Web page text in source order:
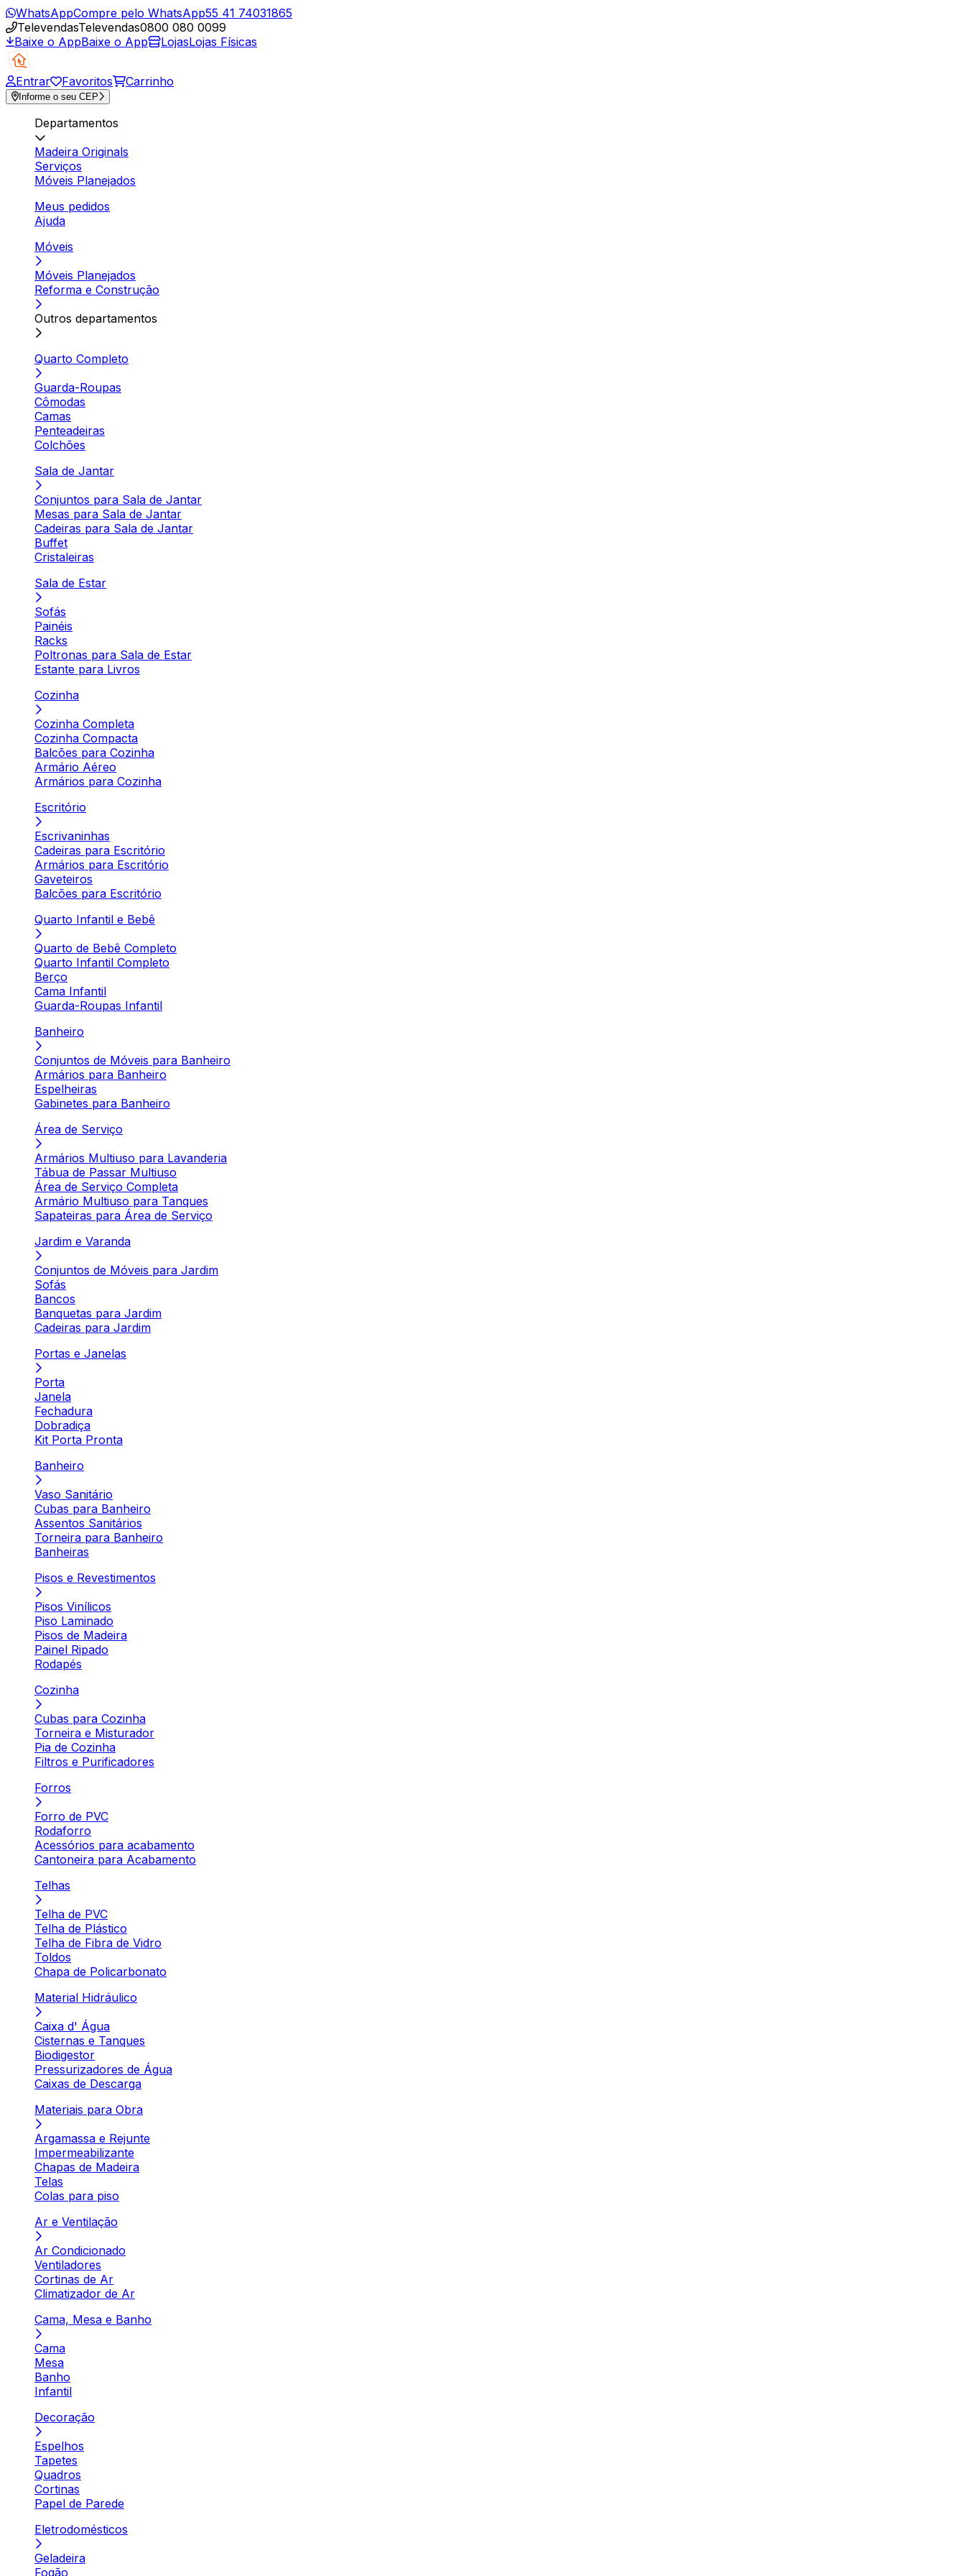
WhatsAppCompre pelo WhatsApp55 41 74031865
TelevendasTelevendas0800 080 0099
Baixe o AppBaixe o App LojasLojas Físicas
Entrar Favoritos Carrinho
Informe o seu CEP
Departamentos
Madeira Originals
Serviços
Móveis Planejados
Meus pedidos
Ajuda
Móveis
Móveis Planejados
Reforma e Construção
Outros departamentos
Quarto Completo
Guarda-Roupas
Cômodas
Camas
Penteadeiras
Colchões
Sala de Jantar
Conjuntos para Sala de Jantar
Mesas para Sala de Jantar
Cadeiras para Sala de Jantar
Buffet
Cristaleiras
Sala de Estar
Sofás
Painéis
Racks
Poltronas para Sala de Estar
Estante para Livros
Cozinha
Cozinha Completa
Cozinha Compacta
Balcões para Cozinha
Armário Aéreo
Armários para Cozinha
Escritório
Escrivaninhas
Cadeiras para Escritório
Armários para Escritório
Gaveteiros
Balcões para Escritório
Quarto Infantil e Bebê
Quarto de Bebê Completo
Quarto Infantil Completo
Berço
Cama Infantil
Guarda-Roupas Infantil
Banheiro
Conjuntos de Móveis para Banheiro
Armários para Banheiro
Espelheiras
Gabinetes para Banheiro
Área de Serviço
Armários Multiuso para Lavanderia
Tábua de Passar Multiuso
Área de Serviço Completa
Armário Multiuso para Tanques
Sapateiras para Área de Serviço
Jardim e Varanda
Conjuntos de Móveis para Jardim
Sofás
Bancos
Banquetas para Jardim
Cadeiras para Jardim
Portas e Janelas
Porta
Janela
Fechadura
Dobradiça
Kit Porta Pronta
Banheiro
Vaso Sanitário
Cubas para Banheiro
Assentos Sanitários
Torneira para Banheiro
Banheiras
Pisos e Revestimentos
Pisos Vinílicos
Piso Laminado
Pisos de Madeira
Painel Ripado
Rodapés
Cozinha
Cubas para Cozinha
Torneira e Misturador
Pia de Cozinha
Filtros e Purificadores
Forros
Forro de PVC
Rodaforro
Acessórios para acabamento
Cantoneira para Acabamento
Telhas
Telha de PVC
Telha de Plástico
Telha de Fibra de Vidro
Toldos
Chapa de Policarbonato
Material Hidráulico
Caixa d' Água
Cisternas e Tanques
Biodigestor
Pressurizadores de Água
Caixas de Descarga
Materiais para Obra
Argamassa e Rejunte
Impermeabilizante
Chapas de Madeira
Telas
Colas para piso
Ar e Ventilação
Ar Condicionado
Ventiladores
Cortinas de Ar
Climatizador de Ar
Cama, Mesa e Banho
Cama
Mesa
Banho
Infantil
Decoração
Espelhos
Tapetes
Quadros
Cortinas
Papel de Parede
Eletrodomésticos
Geladeira
Fogão